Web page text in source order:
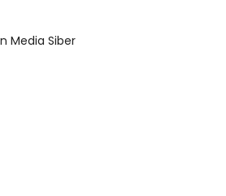
Media Siber